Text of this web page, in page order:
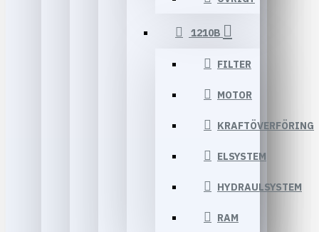
1210B
FILTER
MOTOR
KRAFTÖVERFÖRING
ELSYSTEM
HYDRAULSYSTEM
RAM